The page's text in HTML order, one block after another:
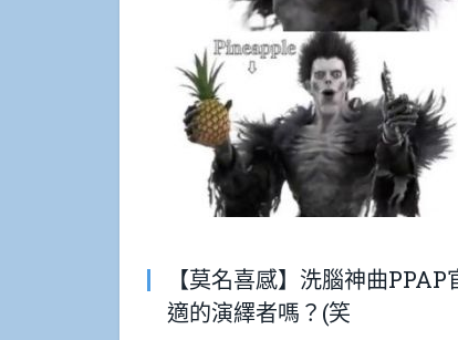
【莫名喜感】洗腦神曲
適的演繹者嗎？(笑